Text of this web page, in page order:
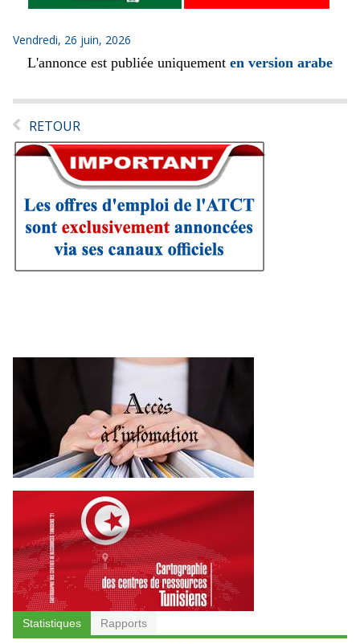
Vendredi, 26 juin, 2026
L'annonce est publiée uniquement en version arabe
RETOUR
Statistiques Rapports